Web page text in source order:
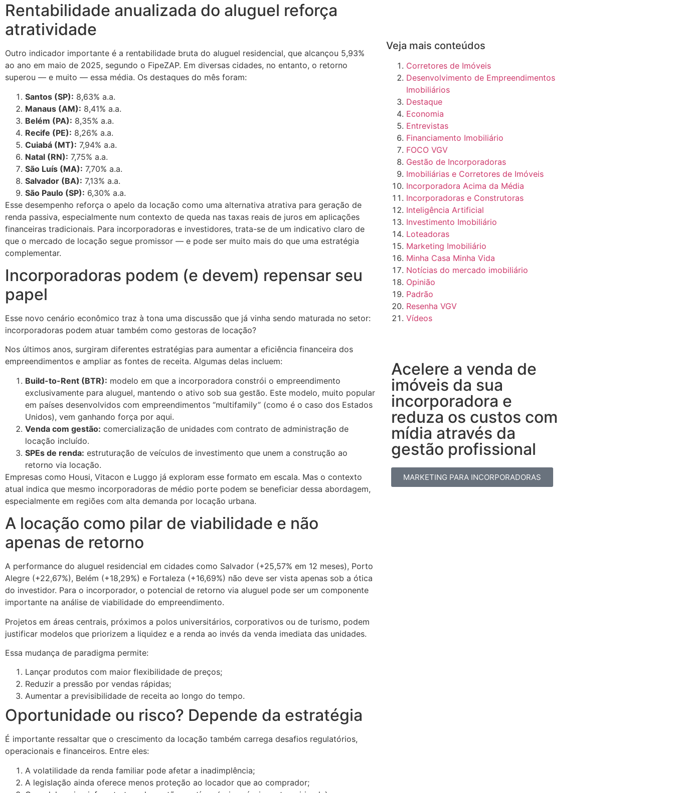
Rentabilidade anualizada do aluguel reforça
atratividade
Outro indicador importante é a rentabilidade bruta do aluguel residencial, que alcançou 5,93%
ao ano em maio de 2025, segundo o FipeZAP. Em diversas cidades, no entanto, o retorno
superou — e muito — essa média. Os destaques do mês foram:
Santos (SP): 8,63% a.a.
Manaus (AM): 8,41% a.a.
Belém (PA): 8,35% a.a.
Recife (PE): 8,26% a.a.
Cuiabá (MT): 7,94% a.a.
Natal (RN): 7,75% a.a.
São Luís (MA): 7,70% a.a.
Salvador (BA): 7,13% a.a.
São Paulo (SP): 6,30% a.a.
Esse desempenho reforça o apelo da locação como uma alternativa atrativa para geração de
renda passiva, especialmente num contexto de queda nas taxas reais de juros em aplicações
financeiras tradicionais. Para incorporadoras e investidores, trata-se de um indicativo claro de
que o mercado de locação segue promissor — e pode ser muito mais do que uma estratégia
complementar.
Incorporadoras podem (e devem) repensar seu
papel
Esse novo cenário econômico traz à tona uma discussão que já vinha sendo maturada no setor:
incorporadoras podem atuar também como gestoras de locação?
Nos últimos anos, surgiram diferentes estratégias para aumentar a eficiência financeira dos
empreendimentos e ampliar as fontes de receita. Algumas delas incluem:
Build-to-Rent (BTR): modelo em que a incorporadora constrói o empreendimento
exclusivamente para aluguel, mantendo o ativo sob sua gestão. Este modelo, muito popular
em países desenvolvidos com empreendimentos “multifamily” (como é o caso dos Estados
Unidos), vem ganhando força por aqui.
Venda com gestão: comercialização de unidades com contrato de administração de
locação incluído.
SPEs de renda: estruturação de veículos de investimento que unem a construção ao
retorno via locação.
Empresas como Housi, Vitacon e Luggo já exploram esse formato em escala. Mas o contexto
atual indica que mesmo incorporadoras de médio porte podem se beneficiar dessa abordagem,
especialmente em regiões com alta demanda por locação urbana.
A locação como pilar de viabilidade e não
apenas de retorno
A performance do aluguel residencial em cidades como Salvador (+25,57% em 12 meses), Porto
Alegre (+22,67%), Belém (+18,29%) e Fortaleza (+16,69%) não deve ser vista apenas sob a ótica
do investidor. Para o incorporador, o potencial de retorno via aluguel pode ser um componente
importante na análise de viabilidade do empreendimento.
Projetos em áreas centrais, próximos a polos universitários, corporativos ou de turismo, podem
justificar modelos que priorizem a liquidez e a renda ao invés da venda imediata das unidades.
Essa mudança de paradigma permite:
Lançar produtos com maior flexibilidade de preços;
Reduzir a pressão por vendas rápidas;
Aumentar a previsibilidade de receita ao longo do tempo.
Oportunidade ou risco? Depende da estratégia
É importante ressaltar que o crescimento da locação também carrega desafios regulatórios,
operacionais e financeiros. Entre eles:
A volatilidade da renda familiar pode afetar a inadimplência;
A legislação ainda oferece menos proteção ao locador que ao comprador;
Veja mais conteúdos
Corretores de Imóveis
Desenvolvimento de Empreendimentos
Imobiliários
Destaque
Economia
Entrevistas
Financiamento Imobiliário
FOCO VGV
Gestão de Incorporadoras
Imobiliárias e Corretores de Imóveis
Incorporadora Acima da Média
Incorporadoras e Construtoras
Inteligência Artificial
Investimento Imobiliário
Loteadoras
Marketing Imobiliário
Minha Casa Minha Vida
Notícias do mercado imobiliário
Opinião
Padrão
Resenha VGV
Vídeos
Acelere a venda de
imóveis da sua
incorporadora e
reduza os custos com
mídia através da
gestão profissional​
MARKETING PARA INCORPORADORAS